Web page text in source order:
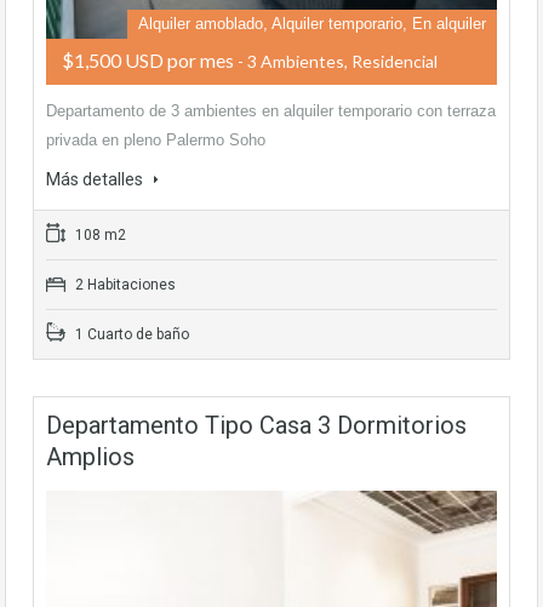
Alquiler amoblado, Alquiler temporario, En alquiler
$1,500 USD por mes - 3 Ambientes, Residencial
Departamento de 3 ambientes en alquiler temporario con terraza
privada en pleno Palermo Soho
Más detalles
108 m2
2 Habitaciones
1 Cuarto de baño
Departamento Tipo Casa 3 Dormitorios
Amplios